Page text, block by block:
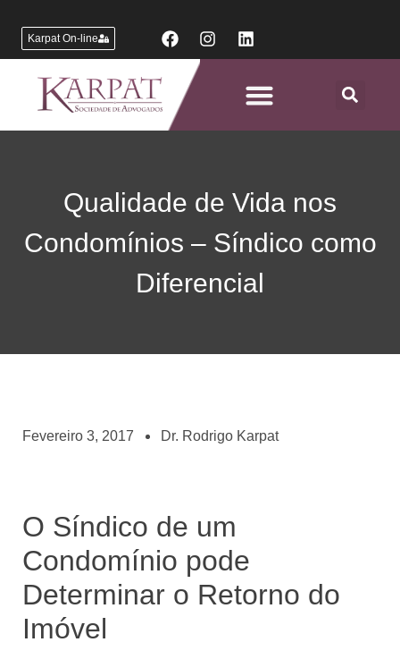
Karpat On-line
Qualidade de Vida nos
Condomínios – Síndico como
Diferencial
Fevereiro 3, 2017 Dr. Rodrigo Karpat
O Síndico de um
Condomínio pode
Determinar o Retorno do
Imóvel